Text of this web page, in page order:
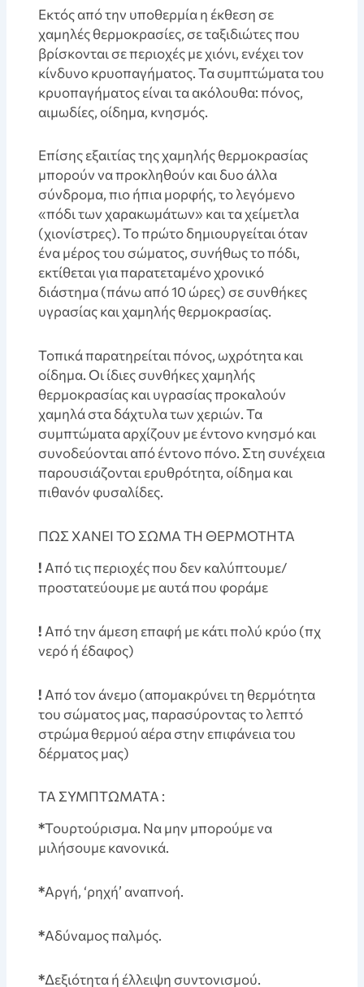
Εκτός από την υποθερμία η έκθεση σε
χαμηλές θερμοκρασίες, σε ταξιδιώτες που
βρίσκονται σε περιοχές με χιόνι, ενέχει τον
κίνδυνο κρυοπαγήματος. Τα συμπτώματα του
κρυοπαγήματος είναι τα ακόλουθα: πόνος,
αιμωδίες, οίδημα, κνησμός.
Επίσης εξαιτίας της χαμηλής θερμοκρασίας
μπορούν να προκληθούν και δυο άλλα
σύνδρομα, πιο ήπια μορφής, το λεγόμενο
«πόδι των χαρακωμάτων» και τα χείμετλα
(χιονίστρες). Το πρώτο δημιουργείται όταν
ένα μέρος του σώματος, συνήθως το πόδι,
εκτίθεται για παρατεταμένο χρονικό
διάστημα (πάνω από 10 ώρες) σε συνθήκες
υγρασίας και χαμηλής θερμοκρασίας.
Τοπικά παρατηρείται πόνος, ωχρότητα και
οίδημα. Οι ίδιες συνθήκες χαμηλής
θερμοκρασίας και υγρασίας προκαλούν
χαμηλά στα δάχτυλα των χεριών. Τα
συμπτώματα αρχίζουν με έντονο κνησμό και
συνοδεύονται από έντονο πόνο. Στη συνέχεια
παρουσιάζονται ερυθρότητα, οίδημα και
πιθανόν φυσαλίδες.
ΠΩΣ ΧΑΝΕΙ ΤΟ ΣΩΜΑ ΤΗ ΘΕΡΜΟΤΗΤΑ
! Από τις περιοχές που δεν καλύπτουμε/
προστατεύουμε με αυτά που φοράμε
! Από την άμεση επαφή με κάτι πολύ κρύο (πχ
νερό ή έδαφος)
! Από τον άνεμο (απομακρύνει τη θερμότητα
του σώματος μας, παρασύροντας το λεπτό
στρώμα θερμού αέρα στην επιφάνεια του
δέρματος μας)
ΤΑ ΣΥΜΠΤΩΜΑΤΑ :
*Τουρτούρισμα. Να μην μπορούμε να
μιλήσουμε κανονικά.
*Αργή, ‘ρηχή’ αναπνοή.
*Αδύναμος παλμός.
*Δεξιότητα ή έλλειψη συντονισμού.